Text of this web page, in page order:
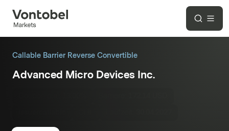
Callable Barrier Reverse Convertible
Advanced Micro Devices Inc.